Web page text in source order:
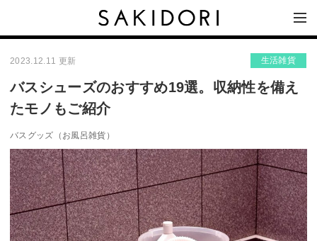
2023.12.11 更新 生活雑貨
バスシューズのおすすめ19選。収納性を備え
たモノもご紹介
バスグッズ（お風呂雑貨）